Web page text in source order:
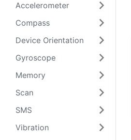
Accelerometer
Compass
Device Orientation
Gyroscope
Memory
Scan
SMS
Vibration